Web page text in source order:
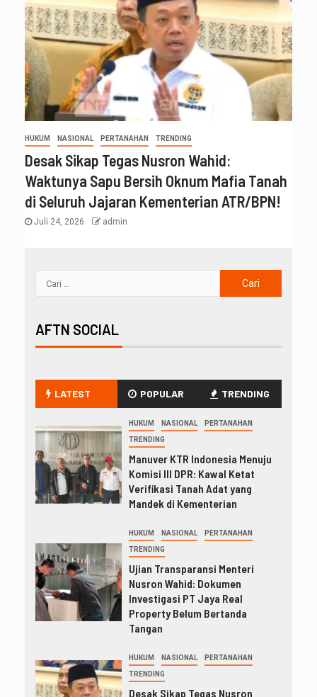
HUKUM NASIONAL PERTANAHAN TRENDING
Desak Sikap Tegas Nusron Wahid:
Waktunya Sapu Bersih Oknum Mafia Tanah
di Seluruh Jajaran Kementerian ATR/BPN!
Juli 24, 2026 admin
AFTN SOCIAL
LATEST POPULAR TRENDING
HUKUM NASIONAL PERTANAHAN
TRENDING
Manuver KTR Indonesia Menuju
Komisi III DPR: Kawal Ketat
Verifikasi Tanah Adat yang
Mandek di Kementerian
HUKUM NASIONAL PERTANAHAN
TRENDING
Ujian Transparansi Menteri
Nusron Wahid: Dokumen
Investigasi PT Jaya Real
Property Belum Bertanda
Tangan
HUKUM NASIONAL PERTANAHAN
TRENDING
Desak Sikap Tegas Nusron